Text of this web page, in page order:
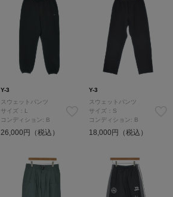
Y-3
スウェットパンツ
サイズ：L
コンディション: B
26,000円（税込）
Y-3
スウェットパンツ
サイズ：S
コンディション: B
18,000円（税込）